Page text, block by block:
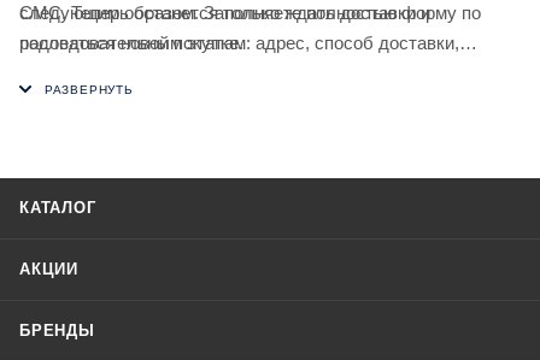
СМС. Теперь останется только ждать доставки и
радоваться новой покупке.
следующим образом. Заполняете полностью форму по
последовательным этапам: адрес, способ доставки,
КАТАЛОГ
АКЦИИ
БРЕНДЫ